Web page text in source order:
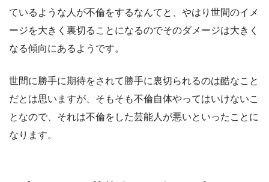
ているような人が不倫をするなんてと、やはり世間のイメ
ージを大きく裏切ることになるのでそのダメージは大きく
なる傾向にあるようです。
世間に勝手に期待をされて勝手に裏切られるのは酷なこと
だとは思いますが、そもそも不倫自体やってはいけないこ
となので、それは不倫をした芸能人が悪いといったことに
なります。